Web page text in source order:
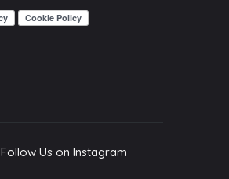
Follow Us on Instagram